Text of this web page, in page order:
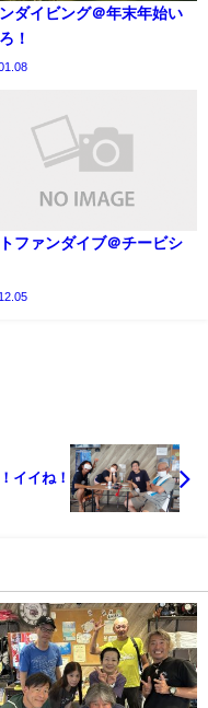
ダイビング＠年末年始い
！
ファンダイブ＠チービシ
イイね！